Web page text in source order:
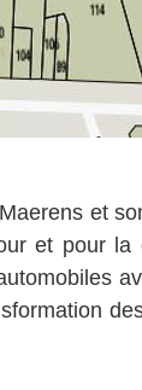
et
et pour la